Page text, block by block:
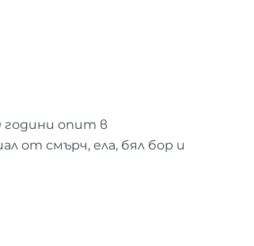
години опит в
от смърч, ела, бял бор и